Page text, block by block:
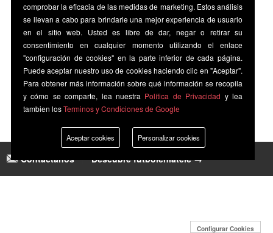
Contáctanos|Descubre futbolenlatele →
Configurar Cookies
comprobar la eficacia de las medidas de marketing. Estos análisis
se llevan a cabo para brindarle una mejor experiencia de usuario
en el sitio web. Usted es libre de dar, negar o retirar su
consentimiento en cualquier momento utilizando el enlace
"configuración de cookies" en la parte inferior de cada página.
Puede aceptar nuestro uso de cookies haciendo clic en "Aceptar".
Para obtener más información sobre qué información se recopila
y cómo se comparte, lea nuestra Política de Privacidad y lea
tambien losTerminos y Condiciones de Google
Aceptar cookies Personalizar cookies